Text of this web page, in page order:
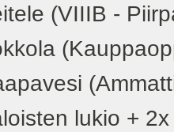
(VIIIB -
lukio + 2x